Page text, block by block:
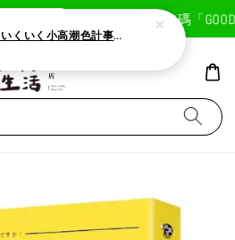
物！ 首次註冊輸入折扣碼「
好好閱讀T｜いくいく小高潮色計事務所X好好生活書店聯名款